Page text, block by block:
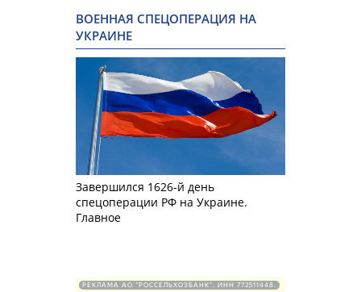
ВОЕННАЯ СПЕЦОПЕРАЦИЯ НА
УКРАИНЕ
Завершился 1626-й день
спецоперации РФ на Украине.
Главное
РЕКЛАМА АО "РОССЕЛЬХОЗБАНК". ИНН 772511448.